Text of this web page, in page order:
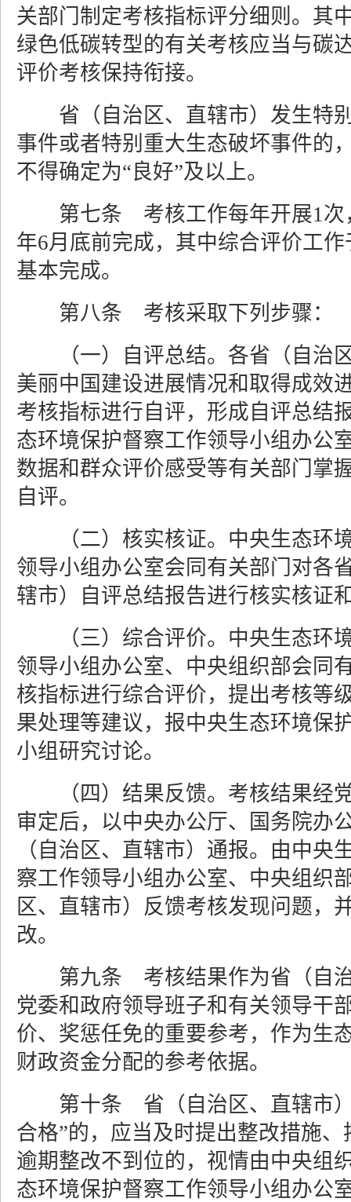
关部门制定考核指标评分细则。其
绿色低碳转型的有关考核应当与碳
评价考核保持衔接。
省（自治区、直辖市）发生特
事件或者特别重大生态破坏事件的
不得确定为“良好”及以上。
第七条 考核工作每年开展1次
年6月底前完成，其中综合评价工
基本完成。
第八条 考核采取下列步骤：
（一）自评总结。各省（自治
美丽中国建设进展情况和取得成效
考核指标进行自评，形成自评总结
态环境保护督察工作领导小组办公
数据和群众评价感受等有关部门掌
自评。
（二）核实核证。中央生态环
领导小组办公室会同有关部门对各
辖市）自评总结报告进行核实核证
（三）综合评价。中央生态环
领导小组办公室、中央组织部会同
核指标进行综合评价，提出考核等
果处理等建议，报中央生态环境保
小组研究讨论。
（四）结果反馈。考核结果经
审定后，以中央办公厅、国务院办
（自治区、直辖市）通报。由中央
察工作领导小组办公室、中央组织
区、直辖市）反馈考核发现问题，
改。
第九条 考核结果作为省（自
党委和政府领导班子和有关领导干
价、奖惩任免的重要参考，作为生
财政资金分配的参考依据。
第十条 省（自治区、直辖市
合格”的，应当及时提出整改措施
逾期整改不到位的，视情由中央组
态环境保护督察工作领导小组办公